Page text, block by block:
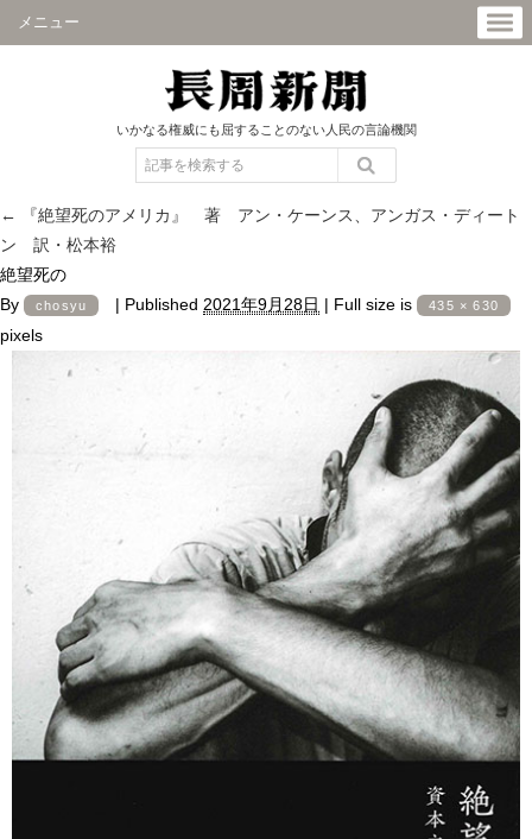
メニュー
いかなる権威にも屈することのない人民の言論機関
←
『絶望死のアメリカ』 著 アン・ケーンス、アンガス・ディート
ン 訳・松本裕
絶望死の
By
chosyu | Published 2021年9月28日 | Full size is 435 × 630
pixels